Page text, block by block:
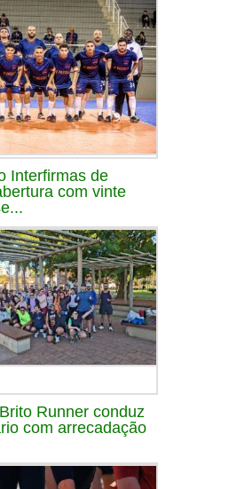
Interfirmas de
com vinte
Runner conduz
com arrecadação